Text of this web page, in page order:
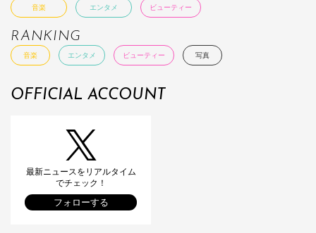
音楽 エンタメ ビューティー
RANKING
音楽 エンタメ ビューティー 写真
OFFICIAL ACCOUNT
最新ニュースをリアルタイム
でチェック！
フォローする